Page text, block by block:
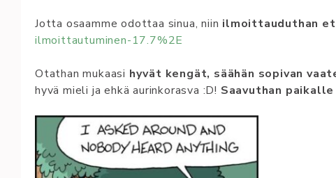
Jotta osaamme odottaa sinua, niin ilmoittauduthan
ilmoittautuminen-17.7%2E
Otathan mukaasi hyvät kengät, säähän sopivan
hyvä mieli ja ehkä aurinkorasva :D! Saavuthan